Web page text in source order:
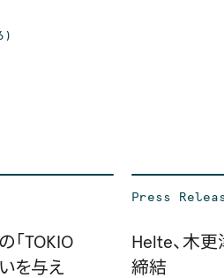
「TOKIO
を与え
Press
Helte、木
締結